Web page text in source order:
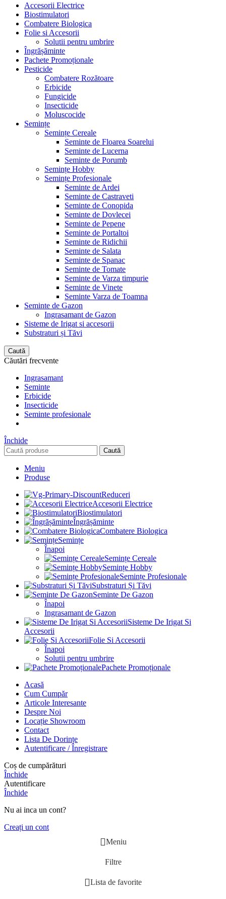
Accesorii Electrice
Biostimulatori
Combatere Biologica
Folie si Accesorii
Solutii pentru umbrire
Îngrășăminte
Pachete Promoționale
Pesticide
Combatere Rozătoare
Erbicide
Fungicide
Insecticide
Moluscocide
Semințe
Semințe Cereale
Seminte de Floarea Soarelui
Seminte de Lucerna
Seminte de Porumb
Semințe Hobby
Semințe Profesionale
Seminte de Ardei
Seminte de Castraveti
Seminte de Conopida
Seminte de Dovlecei
Seminte de Pepene
Seminte de Portaltoi
Seminte de Ridichii
Seminte de Salata
Seminte de Spanac
Seminte de Tomate
Seminte de Varza timpurie
Seminte de Vinete
Seminte Varza de Toamna
Seminte de Gazon
Ingrasamant de Gazon
Sisteme de Irigat si accesorii
Substraturi și Tăvi
Caută
Căutări frecvente
Ingrasamant
Seminte
Erbicide
Insecticide
Seminte profesionale
Închide
Caută
Meniu
Produse
Reduceri
Accesorii Electrice
Biostimulatori
Îngrășăminte
Combatere Biologica
Semințe
Înapoi
Semințe Cereale
Semințe Hobby
Semințe Profesionale
Substraturi Și Tăvi
Seminte De Gazon
Înapoi
Ingrasamant de Gazon
Sisteme De Irigat Si
Accesorii
Folie Si Accesorii
Înapoi
Solutii pentru umbrire
Pachete Promoționale
Acasă
Cum Cumpăr
Articole Interesante
Despre Noi
Locație Showroom
Contact
Lista De Dorințe
Autentificare / Înregistrare
Coș de cumpărături
Închide
Autentificare
Închide
Nu ai inca un cont?
Creați un cont
Meniu
Filtre
Lista de favorite